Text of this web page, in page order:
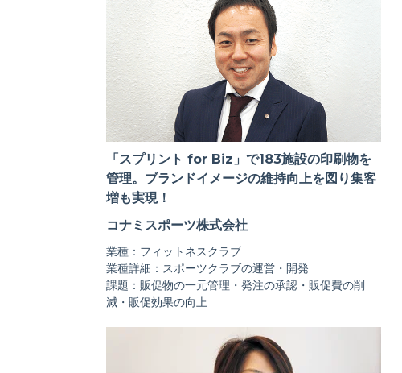
「スプリント for Biz」で183施設の印刷物を
管理。ブランドイメージの維持向上を図り集客
増も実現！
コナミスポーツ株式会社
業種：フィットネスクラブ
業種詳細：スポーツクラブの運営・開発
課題：販促物の一元管理・発注の承認・販促費の削
減・販促効果の向上